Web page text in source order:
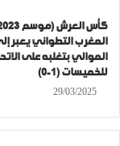
المغرب التطواني يعبر
الموالي بتغلبه على
للخميسات (1-0)
29/03/2025